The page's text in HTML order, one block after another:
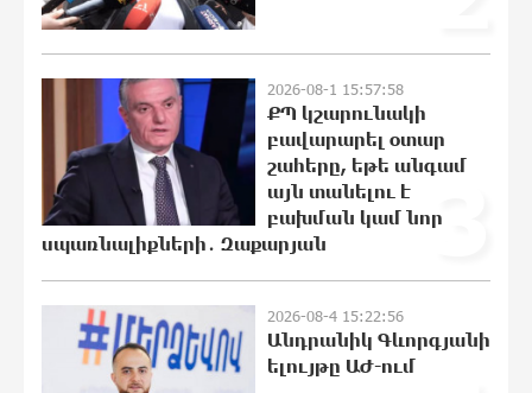
ԼՀԿ-ն պահանջում է դադարեցնել
Գարեգին Բ-ի և եպիսկոպոսների դեմ
քրեական հետապնդումը
20:40:12 7-08-2026
Սարյան փողոցի բնակարաններից
մեկում պայթյունի հետևանքով 55-
ամյա տղամարդը այրվածքներով
տեղափոխվել է
«Այրվածքաբանության ազգային
Սլովակիայի արևելքում արտակարգ
դրություն է հայտարարվել շոգի
3
2026-08-1 15:57:58
ՔՊ կշարունակի
բավարարել օտար
շահերը, եթե անգամ
այն տանելու է
բախման կամ նոր
սպառնալիքների․ Զաքարյան
2026-08-4 15:22:56
Անդրանիկ Գևորգյանի
ելույթը ԱԺ-ում